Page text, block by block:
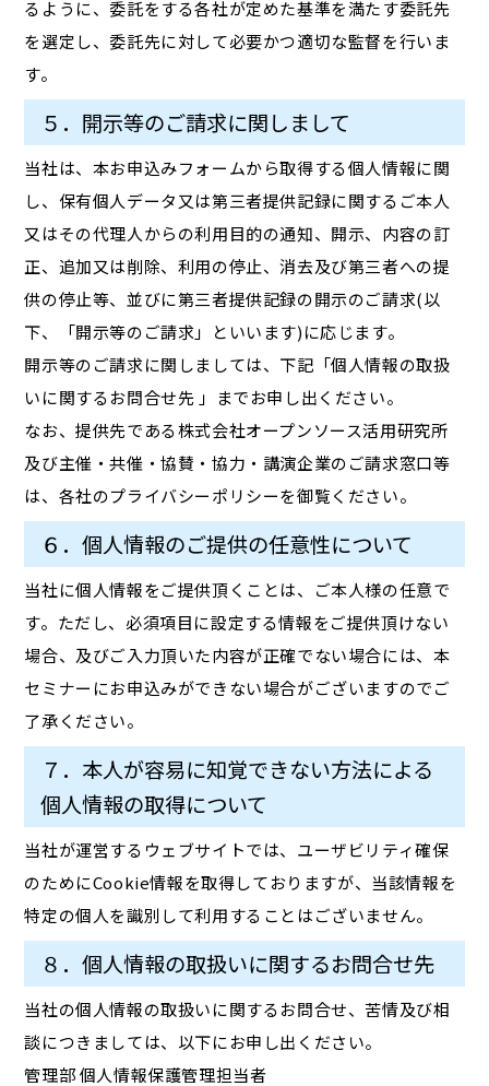
るように、委託をする各社が定めた基準を満たす委託先
を選定し、委託先に対して必要かつ適切な監督を行いま
す。
５．開示等のご請求に関しまして
当社は、本お申込みフォームから取得する個人情報に関
し、保有個人データ又は第三者提供記録に関するご本人
又はその代理人からの利用目的の通知、開示、内容の訂
正、追加又は削除、利用の停止、消去及び第三者への提
供の停止等、並びに第三者提供記録の開示のご請求(以
下、「開示等のご請求」といいます)に応じます。
開示等のご請求に関しましては、下記「個人情報の取扱
いに関するお問合せ先 」までお申し出ください。
なお、提供先である株式会社オープンソース活用研究所
及び主催・共催・協賛・協力・講演企業のご請求窓口等
は、各社のプライバシーポリシーを御覧ください。
６．個人情報のご提供の任意性について
当社に個人情報をご提供頂くことは、ご本人様の任意で
す。ただし、必須項目に設定する情報をご提供頂けない
場合、及びご入力頂いた内容が正確でない場合には、本
セミナーにお申込みができない場合がございますのでご
了承ください。
７．本人が容易に知覚できない方法による
個人情報の取得について
当社が運営するウェブサイトでは、ユーザビリティ確保
のためにCookie情報を取得しておりますが、当該情報を
特定の個人を識別して利用することはございません。
８．個人情報の取扱いに関するお問合せ先
当社の個人情報の取扱いに関するお問合せ、苦情及び相
談につきましては、以下にお申し出ください。
管理部 個人情報保護管理担当者